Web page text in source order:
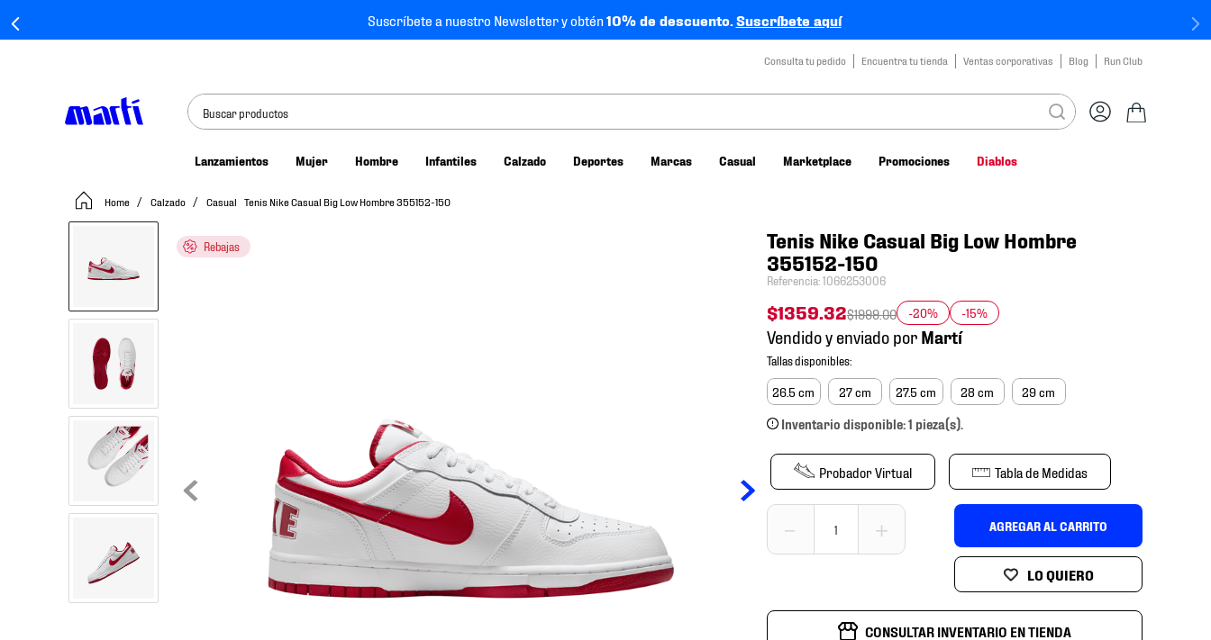
Suscríbete a nuestro Newsletter y obtén10% de descuento.Suscríbete aquí
Consulta tu pedido Encuentra tu tienda Ventas corporativas Blog Run Club
Buscar productos
Lanzamientos Mujer Hombre Infantiles Calzado Deportes Marcas Casual Marketplace Promociones Diablos
Calzado Casual Tenis Nike Casual Big Low Hombre 355152-150
Rebajas
Tenis Nike Casual Big Low Hombre
355152-150
Referencia:1066253006
$1359.32$1999.00 -20% -15%
Vendido y enviado por
26.5 cm 27 cm 27.5 cm 28 cm 29 cm
Inventario disponible: 1 pieza(s).
Probador Virtual Tabla de Medidas
＋
－ AGREGAR AL CARRITO
CONSULTAR INVENTARIO EN TIENDA
tenis mujer
tenis niño